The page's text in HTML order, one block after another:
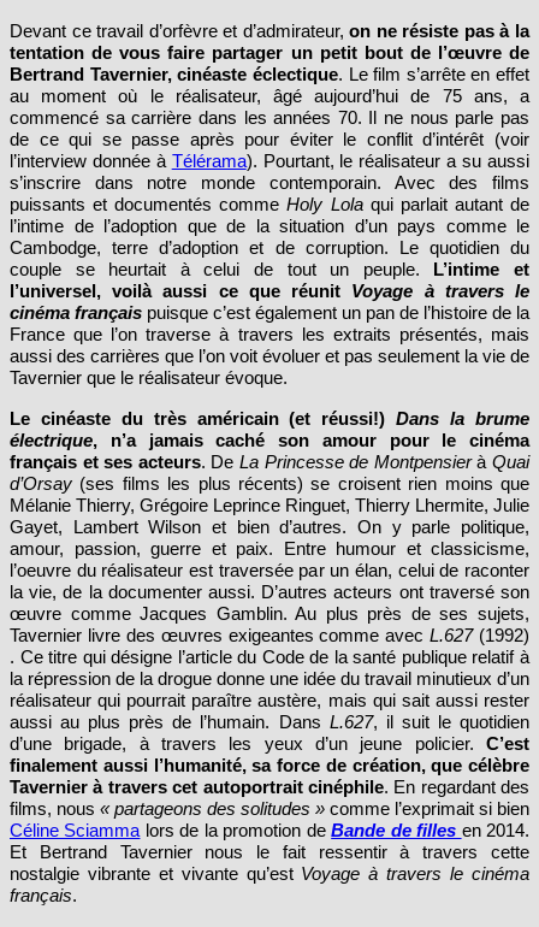
Devant ce travail d’orfèvre et d’admirateur,on ne résiste pas à la
tentation de vous faire partager un petit bout de l’œuvre de
Bertrand Tavernier, cinéaste éclectique. Le film s’arrête en effet
au moment où le réalisateur, âgé aujourd’hui de 75 ans, a
commencé sa carrière dans les années 70. Il ne nous parle pas
de ce qui se passe après pour éviter le conflit d’intérêt (voir
l’interview donnée à Télérama). Pourtant, le réalisateur a su aussi
s’inscrire dans notre monde contemporain. Avec des films
puissants et documentés commeHoly Lolaqui parlait autant de
l’intime de l’adoption que de la situation d’un pays comme le
Cambodge, terre d’adoption et de corruption. Le quotidien du
couple se heurtait à celui de tout un peuple. L’intime et
l’universel, voilà aussi ce que réunit Voyage à travers le
cinéma français puisque c’est également un pan de l’histoire de la
France que l’on traverse à travers les extraits présentés, mais
aussi des carrières que l’on voit évoluer et pas seulement la vie de
Tavernier que le réalisateur évoque.
Le cinéaste du très américain (et réussi!) Dans la brume
électrique, n’a jamais caché son amour pour le cinéma
français et ses acteurs. DeLa Princesse de MontpensieràQuai
d’Orsay (ses films les plus récents) se croisent rien moins que
Mélanie Thierry, Grégoire Leprince Ringuet, Thierry Lhermite, Julie
Gayet, Lambert Wilson et bien d’autres. On y parle politique,
amour, passion, guerre et paix. Entre humour et classicisme,
l’oeuvre du réalisateur est traversée par un élan, celui de raconter
la vie, de la documenter aussi. D’autres acteurs ont traversé son
œuvre comme Jacques Gamblin. Au plus près de ses sujets,
Tavernier livre des œuvres exigeantes comme avec L.627 (1992)
. Ce titre qui désigne l’article du Code de la santé publique relatif à
la répression de la drogue donne une idée du travail minutieux d’un
réalisateur qui pourrait paraître austère, mais qui sait aussi rester
aussi au plus près de l’humain. Dans L.627, il suit le quotidien
d’une brigade, à travers les yeux d’un jeune policier. C’est
finalement aussi l’humanité, sa force de création, que célèbre
Tavernier à travers cet autoportrait cinéphile. En regardant des
films, nous « partageons des solitudes » comme l’exprimait si bien
Céline Sciamma lors de la promotion deBande de filles en 2014.
Et Bertrand Tavernier nous le fait ressentir à travers cette
nostalgie vibrante et vivante qu’est Voyage à travers le cinéma
français.